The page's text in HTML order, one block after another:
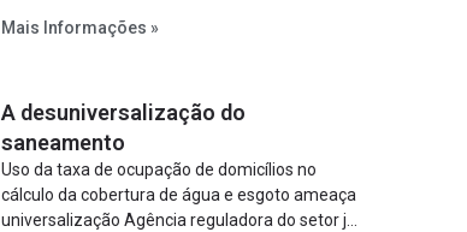
estabelecer metas claras para a
papel regulador da Agência Nacional de Águas
e Saneamento Básico (ANA) e criar
mecanismos voltados à segurança jurídica dos
contratos.
Mais Informações »
A desuniversalização do
saneamento
Uso da taxa de ocupação de domicílios no
cálculo da cobertura de água e esgoto ameaça
universalização Agência reguladora do setor já